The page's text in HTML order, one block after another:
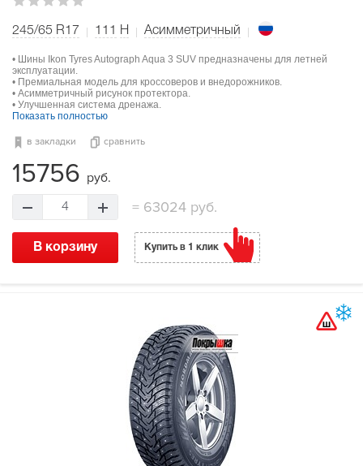
245/65 R17 111 H Асимметричный
• Шины Ikon Tyres Autograph Aqua 3 SUV предназначены для летней
эксплуатации.
• Премиальная модель для кроссоверов и внедорожников.
• Асимметричный рисунок протектора.
• Улучшенная система дренажа.
Показать полностью
в закладки сравнить
15756 руб.
4 = 63024 руб.
В корзину Купить в 1 клик